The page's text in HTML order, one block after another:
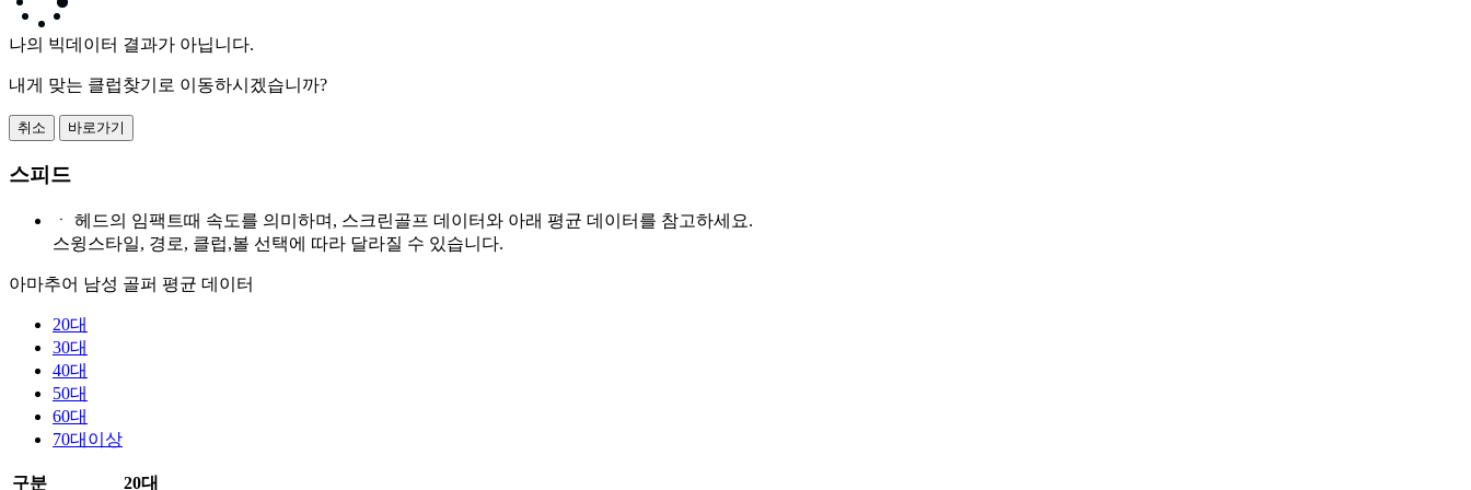
나의 빅데이터 결과가 아닙니다.
내게 맞는 클럽찾기로 이동하시겠습니까?
취소 바로가기
스피드
ㆍ
헤드의 임팩트때 속도를 의미하며, 스크린골프 데이터와 아래 평균 데이터를 참고하세요.
스윙스타일, 경로, 클럽,볼 선택에 따라 달라질 수 있습니다.
아마추어 남성 골퍼 평균 데이터
20대
30대
40대
50대
60대
70대이상
구분 20대